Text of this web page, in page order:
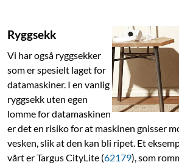
Ryggsekk
Vi har også ryggsekker
som er spesielt laget for
datamaskiner. I en vanlig
ryggsekk uten egen
lomme for datamaskinen
er det en risiko for at maskinen gnisser
vesken, slik at den kan bli ripet. Et
vårt er Targus CityLite (62179), som